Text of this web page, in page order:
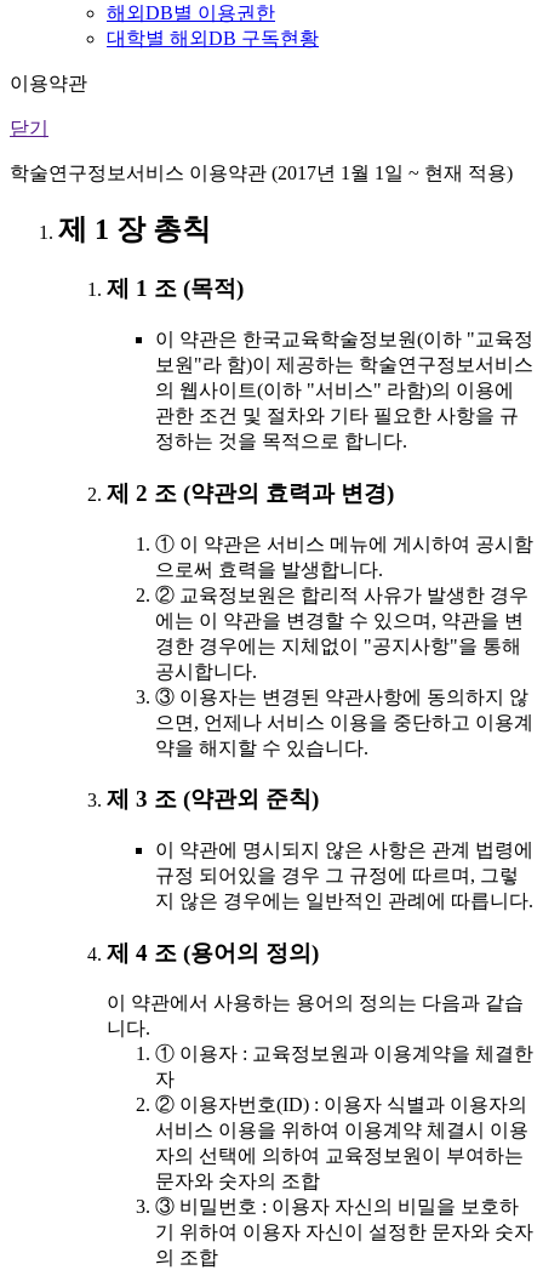
해외DB별 이용권한
대학별 해외DB 구독현황
이용약관
닫기
학술연구정보서비스 이용약관 (2017년 1월 1일 ~ 현재 적용)
제 1 장 총칙
제 1 조 (목적)
이 약관은 한국교육학술정보원(이하 "교육정
보원"라 함)이 제공하는 학술연구정보서비스
의 웹사이트(이하 "서비스" 라함)의 이용에
관한 조건 및 절차와 기타 필요한 사항을 규
정하는 것을 목적으로 합니다.
제 2 조 (약관의 효력과 변경)
① 이 약관은 서비스 메뉴에 게시하여 공시함
으로써 효력을 발생합니다.
② 교육정보원은 합리적 사유가 발생한 경우
에는 이 약관을 변경할 수 있으며, 약관을 변
경한 경우에는 지체없이 "공지사항"을 통해
공시합니다.
③ 이용자는 변경된 약관사항에 동의하지 않
으면, 언제나 서비스 이용을 중단하고 이용계
약을 해지할 수 있습니다.
제 3 조 (약관외 준칙)
이 약관에 명시되지 않은 사항은 관계 법령에
규정 되어있을 경우 그 규정에 따르며, 그렇
지 않은 경우에는 일반적인 관례에 따릅니다.
제 4 조 (용어의 정의)
이 약관에서 사용하는 용어의 정의는 다음과 같습
니다.
① 이용자 : 교육정보원과 이용계약을 체결한
자
② 이용자번호(ID) : 이용자 식별과 이용자의
서비스 이용을 위하여 이용계약 체결시 이용
자의 선택에 의하여 교육정보원이 부여하는
문자와 숫자의 조합
③ 비밀번호 : 이용자 자신의 비밀을 보호하
기 위하여 이용자 자신이 설정한 문자와 숫자
의 조합